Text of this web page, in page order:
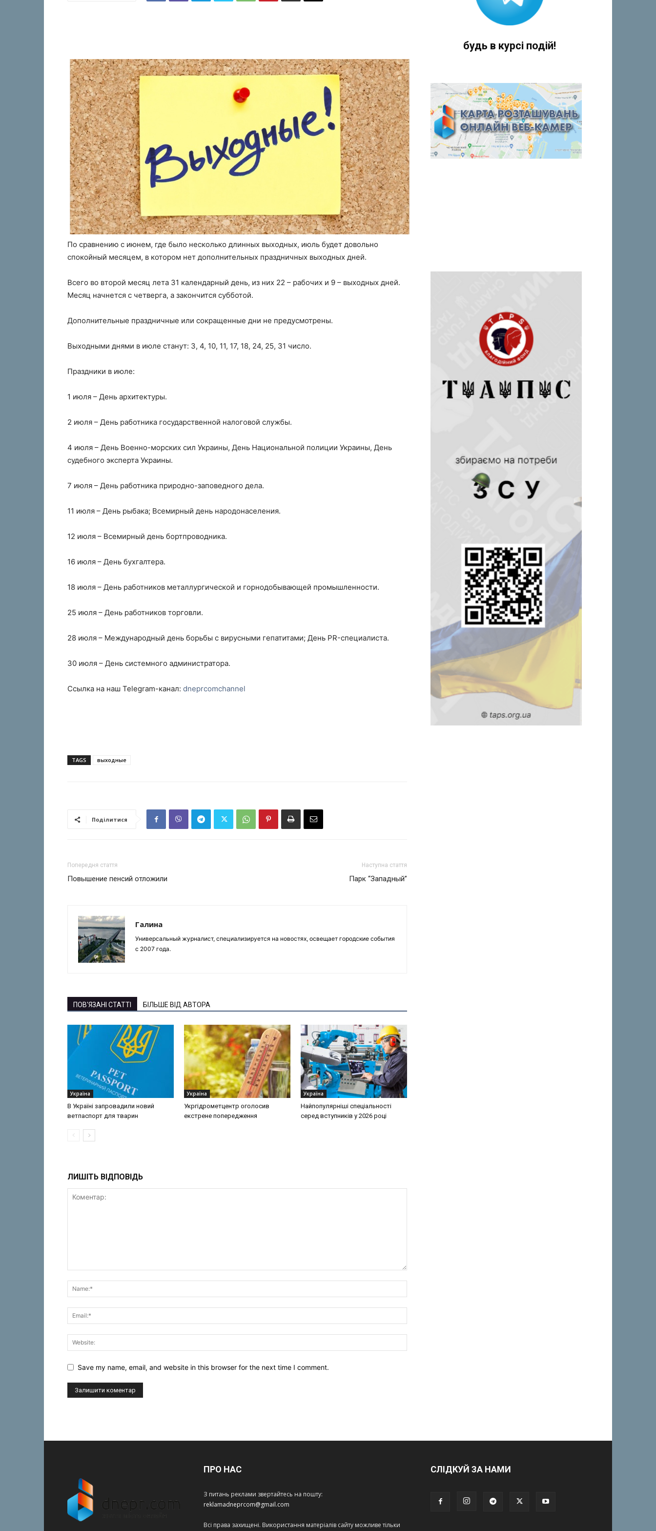
По сравнению с июнем, где было несколько длинных выходных, июль будет довольно
спокойный месяцем, в котором нет дополнительных праздничных выходных дней.
Всего во второй месяц лета 31 календарный день, из них 22 – рабочих и 9 – выходных дней.
Месяц начнется с четверга, а закончится субботой.
Дополнительные праздничные или сокращенные дни не предусмотрены.
Выходными днями в июле станут: 3, 4, 10, 11, 17, 18, 24, 25, 31 число.
Праздники в июле:
1 июля – День архитектуры.
2 июля – День работника государственной налоговой службы.
4 июля – День Военно-морских сил Украины, День Национальной полиции Украины, День
судебного эксперта Украины.
7 июля – День работника природно-заповедного дела.
11 июля – День рыбака; Всемирный день народонаселения.
12 июля – Всемирный день бортпроводника.
16 июля – День бухгалтера.
18 июля – День работников металлургической и горнодобывающей промышленности.
25 июля – День работников торговли.
28 июля – Международный день борьбы с вирусными гепатитами; День PR-специалиста.
30 июля – День системного администратора.
Ссылка на наш Telegram-канал: dneprcomchannel
TAGS выходные
Поділитися
Попередня стаття
Повышение пенсий отложили
Наступна стаття
Парк “Западный”
Галина
Универсальный журналист, специализируется на новостях, освещает городские события
с 2007 года.
ПОВ'ЯЗАНІ СТАТТІ БІЛЬШЕ ВІД АВТОРА
Україна
В Україні запровадили новий
ветпаспорт для тварин
Україна
Укргідрометцентр оголосив
екстрене попередження
Україна
Найпопулярніші спеціальності
серед вступників у 2026 році
ЛИШІТЬ ВІДПОВІДЬ
Save my name, email, and website in this browser for the next time I comment.
будь в курсі подій!
ПРО НАС
З питань реклами звертайтесь на пошту:
reklamadneprcom@gmail.com
Всі права захищені. Використання матеріалів сайту можливе тільки
СЛІДКУЙ ЗА НАМИ